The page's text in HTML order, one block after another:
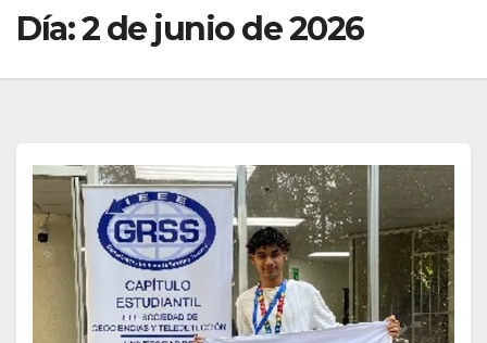
Día:2 de junio de 2026